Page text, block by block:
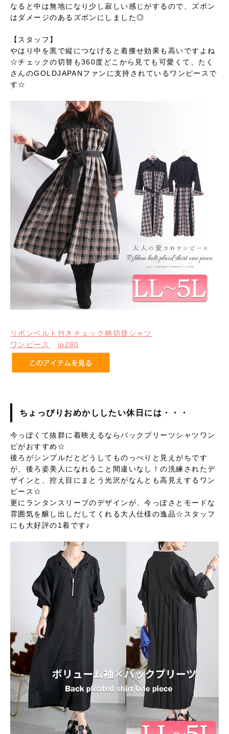
なると中は無地になり少し寂しい感じがするので、ズボン
はダメージのあるズボンにしました◎
【スタッフ】
やはり中を黒で縦につなげると着痩せ効果も高いですよね
☆チェックの切替も360度どこから見ても可愛くて、たく
さんのGOLDJAPANファンに支持されているワンピースで
す☆
リボンベルト付きチェック柄切替シャツ
ワンピース
jp280
ちょっぴりおめかししたい休日には・・・
今っぽくて抜群に着映えるならバックプリーツシャツワン
ピがおすすめ☆
後ろがシンプルだとどうしてものっぺりと見えがちです
が、後ろ姿美人になれること間違いなし！の洗練されたデ
ザインと、控え目にまとう光沢がなんとも高見えするワン
ピース☆
更にランタンスリーブのデザインが、今っぽさとモードな
雰囲気を醸し出しだしてくれる大人仕様の逸品☆スタッフ
にも大好評の1着です♪